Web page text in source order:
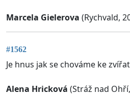
Marcela Gielerova (Rychvald,
#1562
Je hnus jak se chováme ke
Alena Hricková (Stráž nad